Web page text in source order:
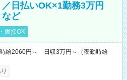
日払いOK×1勤務3万円
など
面接OK
給2060円～ 日収3万円～（夜勤時給